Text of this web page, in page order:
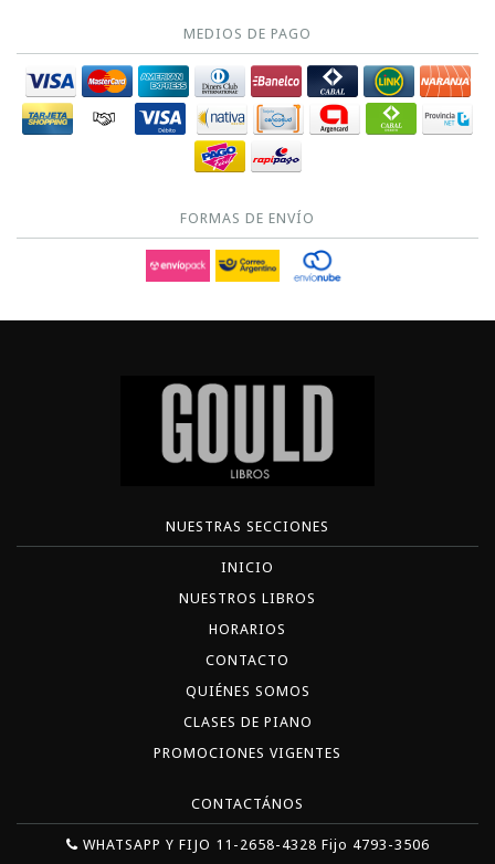
MEDIOS DE PAGO
FORMAS DE ENVÍO
NUESTRAS SECCIONES
INICIO
NUESTROS LIBROS
HORARIOS
CONTACTO
QUIÉNES SOMOS
CLASES DE PIANO
PROMOCIONES VIGENTES
CONTACTÁNOS
WHATSAPP Y FIJO 11-2658-4328 Fijo 4793-3506